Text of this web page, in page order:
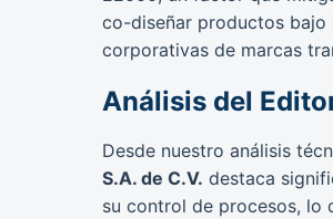
co-diseñar productos bajo
corporativas de marcas
Análisis del
Desde nuestro análisis
S.A. de C.V. destaca
su control de procesos, lo